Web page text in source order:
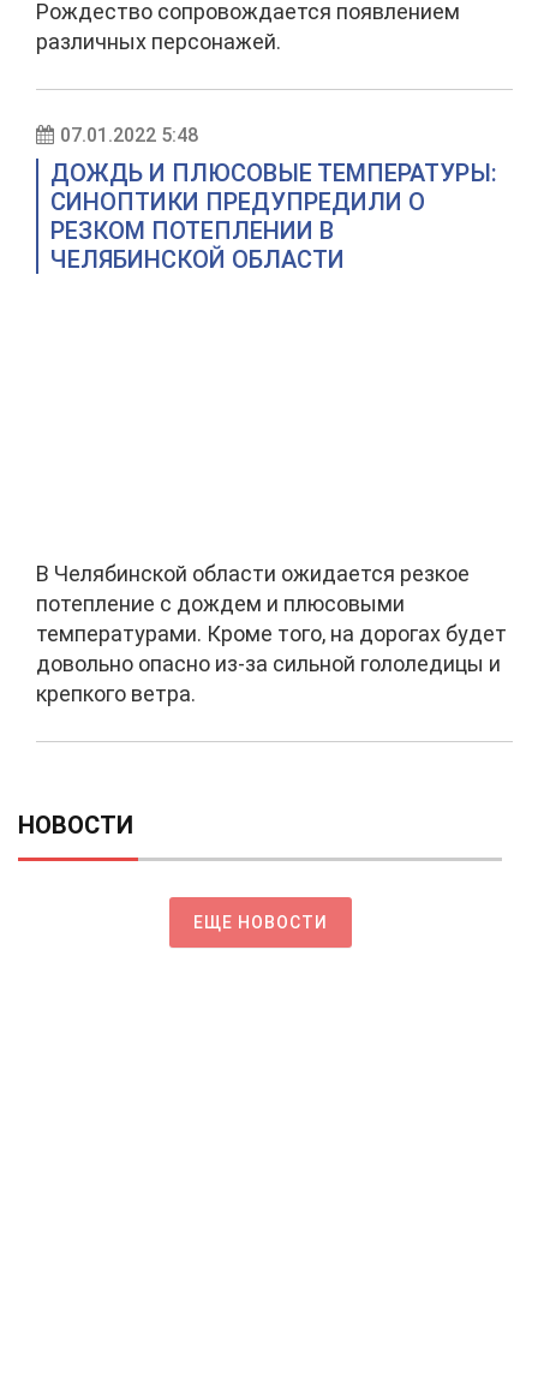
Рождество сопровождается появлением
различных персонажей.
07.01.2022 5:48
ДОЖДЬ И ПЛЮСОВЫЕ ТЕМПЕРАТУРЫ:
СИНОПТИКИ ПРЕДУПРЕДИЛИ О
РЕЗКОМ ПОТЕПЛЕНИИ В
ЧЕЛЯБИНСКОЙ ОБЛАСТИ
В Челябинской области ожидается резкое
потепление с дождем и плюсовыми
температурами. Кроме того, на дорогах будет
довольно опасно из-за сильной гололедицы и
крепкого ветра.
НОВОСТИ
ЕЩЕ НОВОСТИ